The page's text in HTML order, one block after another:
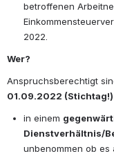
betroffenen
2022.
Wer?
Anspruchsberechtigt
01.09.2022 (Stichtag!)
in einem
Dienstverhältnis/
unbenommen ob